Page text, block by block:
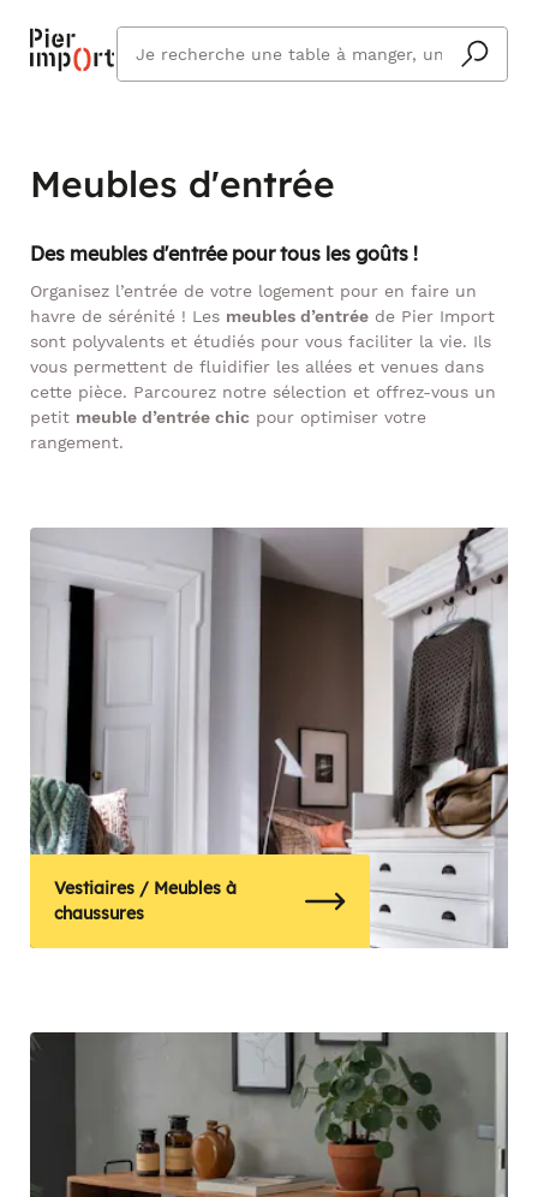
cherchez
vous ?
Meubles d'entrée
Des meubles d'entrée pour tous les goûts !
Organisez l’entrée de votre logement pour en faire un
havre de sérénité ! Les meubles d’entrée de Pier Import
sont polyvalents et étudiés pour vous faciliter la vie. Ils
vous permettent de fluidifier les allées et venues dans
cette pièce. Parcourez notre sélection et offrez-vous un
petit meuble d’entrée chic pour optimiser votre
rangement.
Vestiaires / Meubles à
chaussures